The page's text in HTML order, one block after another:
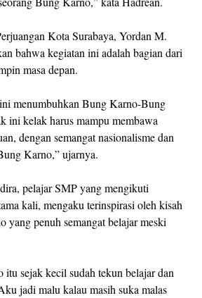
Kota Surabaya, Yordan M.
bahwa kegiatan ini adalah bagian dari
masa depan.
menumbuhkan Bung Karno-Bung
ini kelak harus mampu membawa
dengan semangat nasionalisme dan
Karno,” ujarnya.
pelajar SMP yang mengikuti
kali, mengaku terinspirasi oleh kisah
yang penuh semangat belajar meski
itu sejak kecil sudah tekun belajar dan
jadi malu kalau masih suka malas